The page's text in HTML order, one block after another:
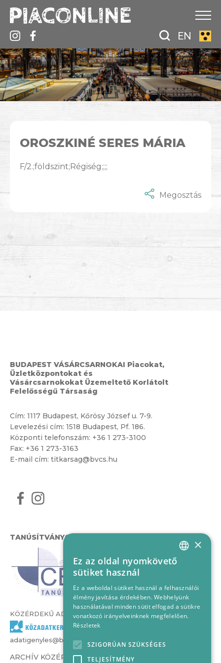
EN
OROSZKINÉ SERES MÁRIA
F/2.;földszint;Régiség;;;;
Megosztás
BUDAPEST VÁSÁRCSARNOKAI Piacokat,
Üzletközpontokat és
Vásárcsarnokokat Üzemeltető Korlátolt
Felelősségű Társaság
Cím: 1117 Budapest, Kőrösy József u. 7-9.
Levelezési cím: 1518 Budapest, Pf. 186.
Központi telefonszám: +36 1 273-3100
Fax: +36 1 273-3163
E-mail cím: titkarsag@bvcs.hu
TANÚSÍTVÁNYOK
KÖZÉRDEKŰ ADATOK
adatigenyles@bvcs.hu
ARCHÍV KÖZÉRDEKŰ ADATOK –
HUNGARIAN
×
Ez az oldal nyomkövető
sütiket használ
Ez a weboldal sütiket használ a felhasználói
élmény javítása érdekében. Webhelyünk
használatával minden sütit elfogad a sütikre
vonatkozó irányelveinknek megfelelően.
Részletek
SZIGORÚAN SZÜKSÉGES
TELJESÍTMÉNY